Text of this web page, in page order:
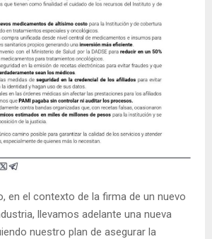
en el contexto de la firma de un nuevo
llevamos adelante una nueva
nuestro plan de asegurar la